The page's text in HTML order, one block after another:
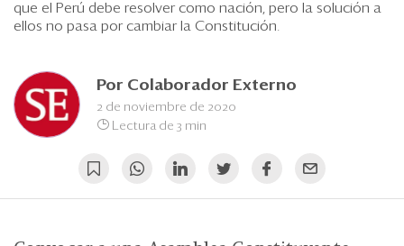
Eventos
Ranking CEO
Edición Impresa
que el Perú debe resolver como nación, pero la solución a
ellos no pasa por cambiar la Constitución.
Por Colaborador Externo
2 de noviembre de 2020
Lectura de 3 min